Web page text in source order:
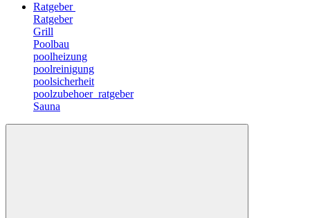
Ratgeber
Ratgeber
Grill
Poolbau
poolheizung
poolreinigung
poolsicherheit
poolzubehoer_ratgeber
Sauna